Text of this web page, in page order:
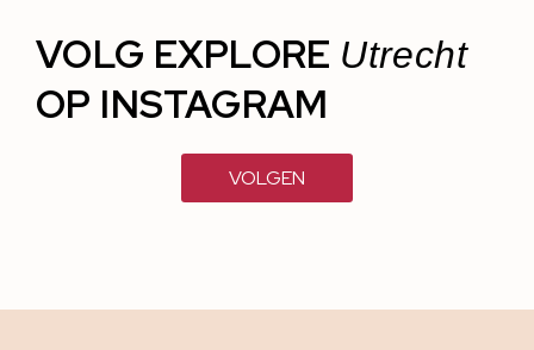
VOLG EXPLORE Utrecht
OP INSTAGRAM
VOLGEN